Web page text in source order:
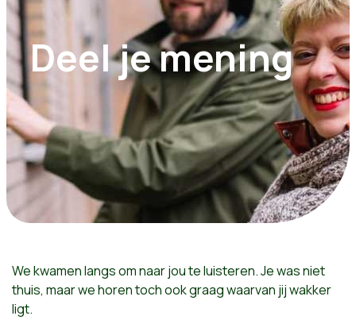
Deel je mening
We kwamen langs om naar jou te luisteren. Je was niet
thuis, maar we horen toch ook graag waarvan jij wakker
ligt.